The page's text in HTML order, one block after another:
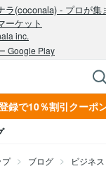
録で10％割引クーポ
プ ブログ ビジネ